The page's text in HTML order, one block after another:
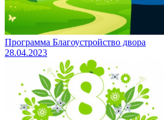
Программа Благоустройство двора
28.04.2023